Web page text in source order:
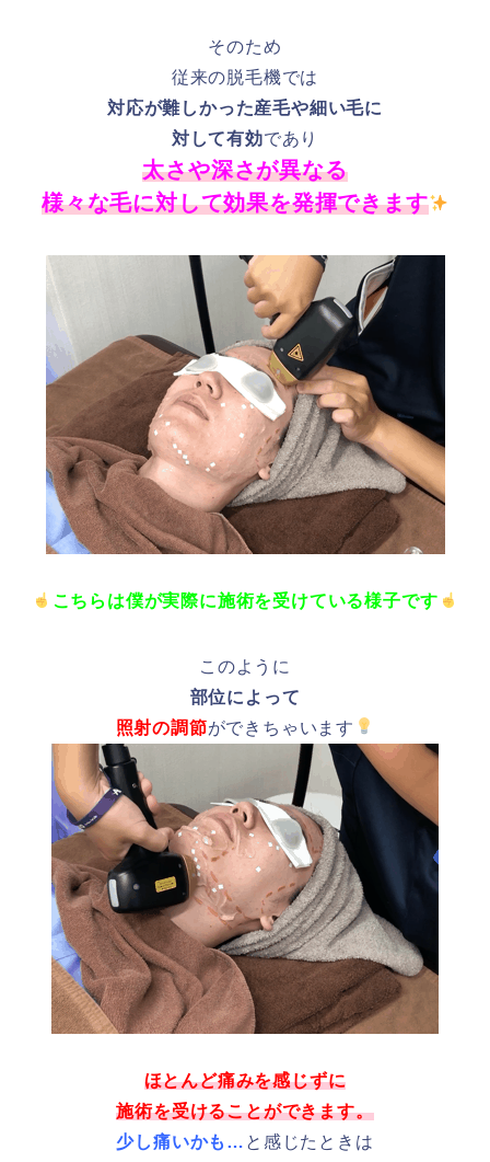
そのため
従来の脱毛機では
対応が難しかった産毛や細い毛に
対して有効であり
太さや深さが異なる
様々な毛に対して効果を発揮できます
こちらは僕が実際に施術を受けている様子です
このように
部位によって
照射の調節ができちゃいます
ほとんど痛みを感じずに
施術を受けることができます。
少し痛いかも… と感じたときは